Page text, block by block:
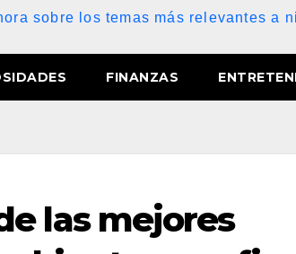
sobre los temas más relevantes a
FINANZAS
las mejores